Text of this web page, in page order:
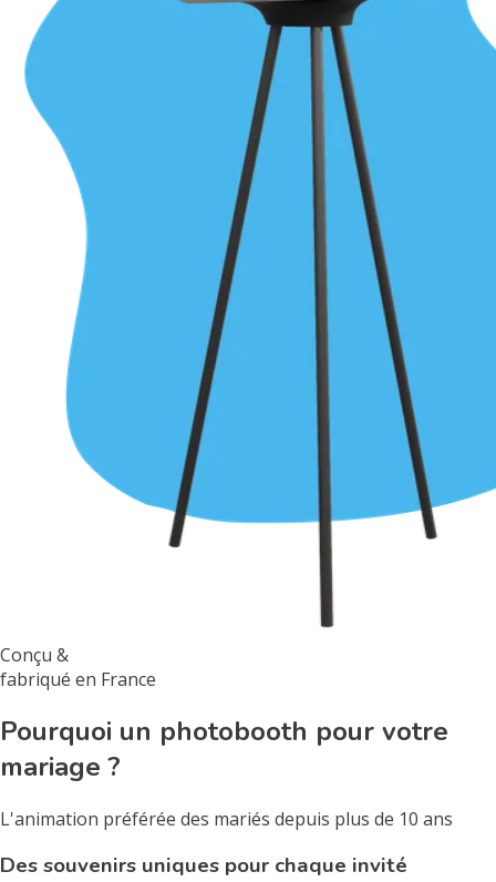
Conçu &
fabriqué en France
Pourquoi un photobooth pour votre
mariage ?
L'animation préférée des mariés depuis plus de 10 ans
Des souvenirs uniques pour chaque invité